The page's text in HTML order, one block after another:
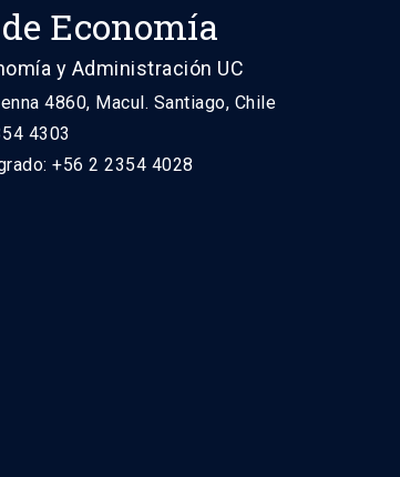
Economía
y Administración UC
4860, Macul. Santiago, Chile
4303
+56 2 2354 4028